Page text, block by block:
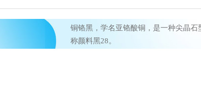
铜铬黑，学名亚铬酸铜，是一种尖晶
称颜料黑28。